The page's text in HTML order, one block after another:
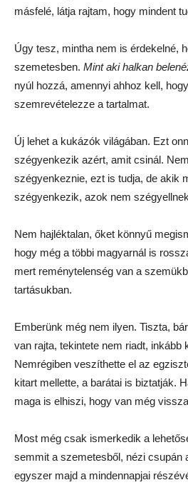
másfelé, látja rajtam, hogy mindent
Úgy tesz, mintha nem is érdekelné,
szemetesben. Mint aki halkan
nyúl hozzá, amennyi ahhoz kell,
szemrevételezze a tartalmat.
Új lehet a kukázók világában. Ezt
szégyenkezik azért, amit csinál.
szégyenkeznie, ezt is tudja, de akik
szégyenkezik, azok nem
Nem hajléktalan, őket könnyű
hogy még a többi magyarnál is
mert reménytelenség van a
tartásukban.
Emberünk még nem ilyen. Tiszta,
van rajta, tekintete nem riadt, inkább
Nemrégiben veszíthette el az
kitart mellette, a barátai is biztatják.
maga is elhiszi, hogy van még
Most még csak ismerkedik a
semmit a szemetesből, nézi csupán
egyszer majd a mindennapjai